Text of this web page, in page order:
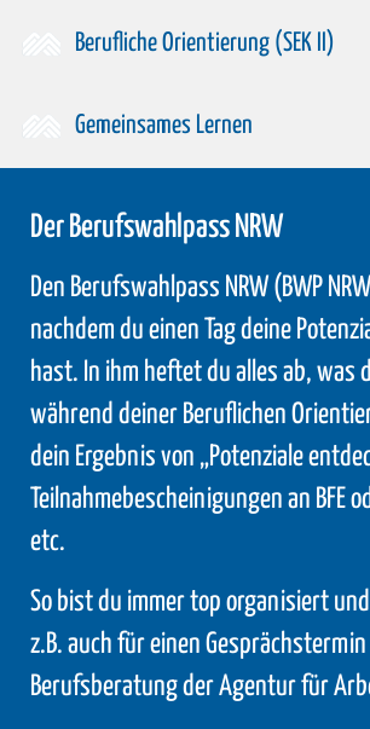
Berufliche Orientierung (SEK II)
Gemeinsames Lernen
Der Berufswahlpass NRW
Den Berufswahlpass NRW (BWP
nachdem du einen Tag deine
hast. In ihm heftet du alles ab, was
während deiner Beruflichen
dein Ergebnis von „Potenziale
Teilnahmebescheinigungen an BFE
etc.
So bist du immer top organisiert
z.B. auch für einen
Berufsberatung der Agentur für